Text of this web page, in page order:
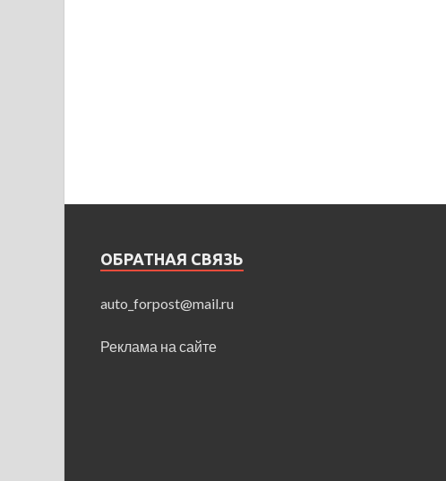
ОБРАТНАЯ СВЯЗЬ
auto_forpost@mail.ru
Реклама на сайте